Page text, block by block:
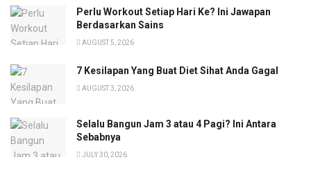
Perlu Workout Setiap Hari Ke? Ini Jawapan
Berdasarkan Sains
AUGUST 5, 2026
7 Kesilapan Yang Buat Diet Sihat Anda Gagal
AUGUST 3, 2026
Selalu Bangun Jam 3 atau 4 Pagi? Ini Antara
Sebabnya
JULY 30, 2026